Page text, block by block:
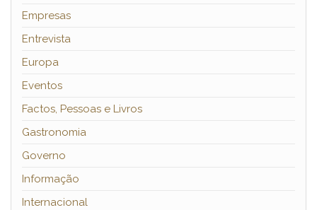
Empresas
Entrevista
Europa
Eventos
Factos, Pessoas e Livros
Gastronomia
Governo
Informação
Internacional